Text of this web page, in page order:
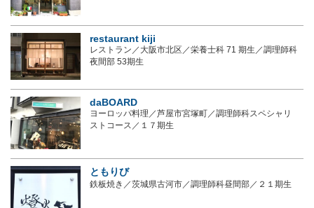
restaurant kiji
レストラン／大阪市北区／栄養士科 71 期生／調理師科
夜間部 53期生
daBOARD
ヨーロッパ料理／芦屋市宮塚町／調理師科スペシャリ
ストコース／１７期生
ともりび
鉄板焼き／茨城県古河市／調理師科昼間部／２１期生